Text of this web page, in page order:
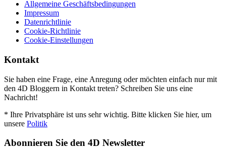
Allgemeine Geschäftsbedingungen
Impressum
Datenrichtlinie
Cookie-Richtlinie
Cookie-Einstellungen
Kontakt
Sie haben eine Frage, eine Anregung oder möchten einfach nur mit
den 4D Bloggern in Kontakt treten? Schreiben Sie uns eine
Nachricht!
* Ihre Privatsphäre ist uns sehr wichtig. Bitte klicken Sie hier, um
unsere Politik
Abonnieren Sie den 4D Newsletter